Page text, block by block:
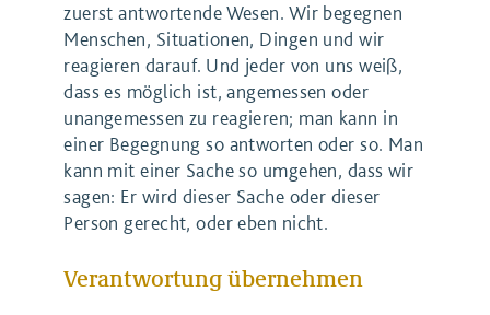
zuerst antwortende Wesen. Wir begegnen
Menschen, Situationen, Dingen und wir
reagieren darauf. Und jeder von uns weiß,
dass es möglich ist, angemessen oder
unangemessen zu reagieren; man kann in
einer Begegnung so antworten oder so. Man
kann mit einer Sache so umgehen, dass wir
sagen: Er wird dieser Sache oder dieser
Person gerecht, oder eben nicht.
Verantwortung übernehmen